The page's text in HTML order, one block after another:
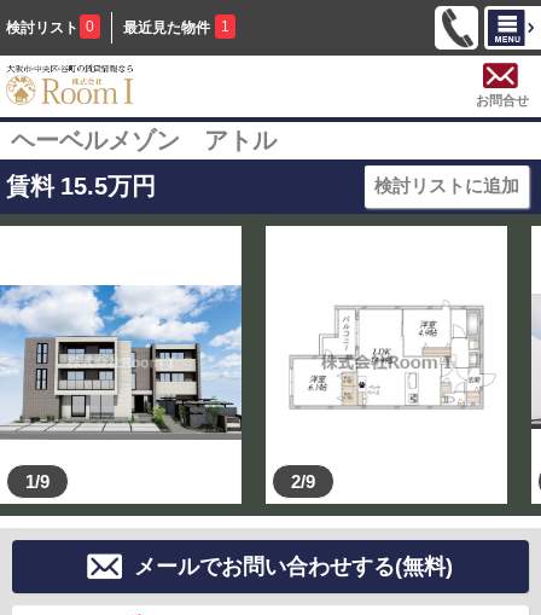
検討リスト 0 最近見た物件 1
お問合せ
ヘーベルメゾン アトル
賃料 15.5万円 検討リストに追加
1/9 2/9
メールでお問い合わせする(無料)